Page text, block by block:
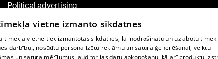
Political advertising
Cookie policy
Commenting terms
vietne izmanto sīkdatnes
tīmekļa vietnē tiek izmantotas sīkdatnes, lai nodrošinātu un uzlabotu
darbību., nosūtītu personalizētu reklāmu un satura ģenerēšanai, veiktu
un satura mērījumus, auditorijas datu apkopošanu, kā arī produktu